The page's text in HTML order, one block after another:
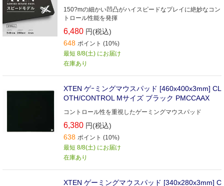
150?mの細かい凹凸がハイスピードなプレイに絶妙なコン
トロール性能を発揮
6,480 円(税込)
648 ポイント (10%)
最短 8/8(土) にお届け
在庫あり
XTEN ゲｰミングマウスパッド [460x400x3mm] CL
OTH/CONTROL Mサイズ ブラック PMCCAAX
コントロール性を重視したゲーミングマウスパッド
6,380 円(税込)
638 ポイント (10%)
最短 8/8(土) にお届け
在庫あり
XTEN ゲーミングマウスパッド [340x280x3mm] C